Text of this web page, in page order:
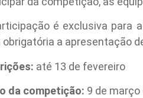
é exclusiva para
obrigatória a apresentação
até 13 de fevereiro
da competição: 9 de março